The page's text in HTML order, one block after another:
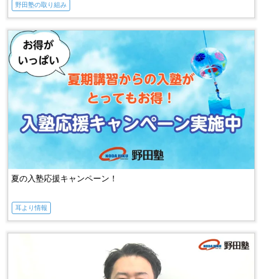
野田塾の取り組み
耳より情報
夏の入塾応援キャンペーン！